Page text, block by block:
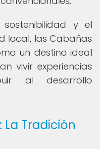
y el
local, las Cabañas
un destino ideal
vivir experiencias
al desarrollo
La Tradición